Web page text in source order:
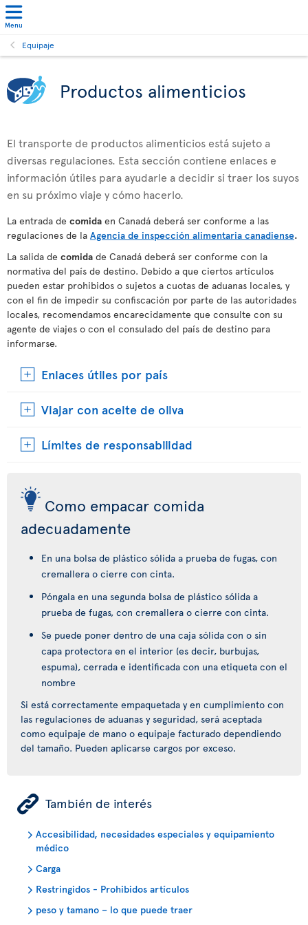
Menu
Equipaje
Productos alimenticios
El transporte de productos alimenticios está sujeto a
diversas regulaciones. Esta sección contiene enlaces e
información útiles para ayudarle a decidir si traer los suyos
en su próximo viaje y cómo hacerlo.
La entrada de comida en Canadá deberá ser conforme a las
regulaciones de la Agencia de inspección alimentaria canadiense.
La salida de comida de Canadá deberá ser conforme con la
normativa del país de destino. Debido a que ciertos artículos
pueden estar prohibidos o sujetos a cuotas de aduanas locales, y
con el fin de impedir su confiscación por parte de las autoridades
locales, recomendamos encarecidamente que consulte con su
agente de viajes o con el consulado del país de destino para
informarse.
Enlaces útiles por país
Viajar con aceite de oliva
Límites de responsabilidad
Como empacar comida
adecuadamente
En una bolsa de plástico sólida a prueba de fugas, con
cremallera o cierre con cinta.
Póngala en una segunda bolsa de plástico sólida a
prueba de fugas, con cremallera o cierre con cinta.
Se puede poner dentro de una caja sólida con o sin
capa protectora en el interior (es decir, burbujas,
espuma), cerrada e identificada con una etiqueta con el
nombre
Si está correctamente empaquetada y en cumplimiento con
las regulaciones de aduanas y seguridad, será aceptada
como equipaje de mano o equipaje facturado dependiendo
del tamaño. Pueden aplicarse cargos por exceso.
ÿ También de interés
Accesibilidad, necesidades especiales y equipamiento
médico
Carga
Restringidos - Prohibidos artículos
peso y tamano – lo que puede traer